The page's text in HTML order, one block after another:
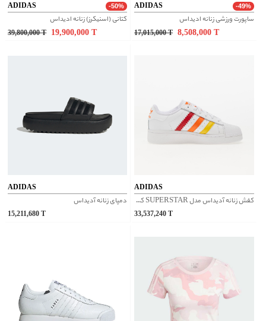
ADIDAS -50%
کتانی (اسنیکرز) زنانه ادیداس
39,800,000 T 19,900,000
ADIDAS -49%
ساپورت ورزشی زنانه ادیداس
17,015,000 T 8,508,000
ADIDAS
دمپای زنانه آدیداس
15,211,680
ADIDAS
کفش زنانه آدیداس مدل SUPERSTAR کد IF9122
33,537,240